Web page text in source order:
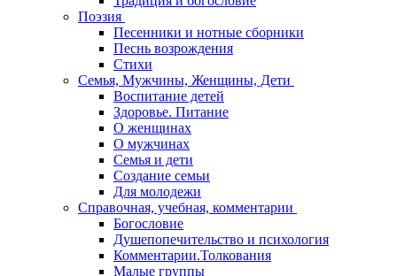
Поэзия
Песенники и нотные сборники
Песнь возрождения
Стихи
Семья, Мужчины, Женщины, Дети
Воспитание детей
Здоровье. Питание
О женщинах
О мужчинах
Семья и дети
Создание семьи
Для молодежи
Справочная, учебная, комментарии
Богословие
Душепопечительство и психология
Комментарии.Толкования
Малые группы